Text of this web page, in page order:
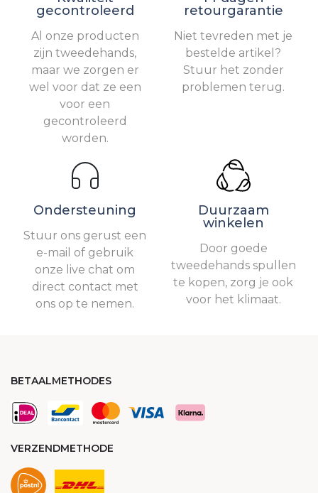
gecontroleerd
Al onze producten
zijn tweedehands,
maar we zorgen er
wel voor dat ze een
voor een
gecontroleerd
worden.
retourgarantie
Niet tevreden met je
bestelde artikel?
Stuur het zonder
problemen terug.
Ondersteuning
Stuur ons gerust een
e-mail of gebruik
onze live chat om
direct contact met
ons op te nemen.
Duurzaam
winkelen
Door goede
tweedehands spullen
te kopen, zorg je ook
voor het klimaat.
BETAALMETHODES
VERZENDMETHODE